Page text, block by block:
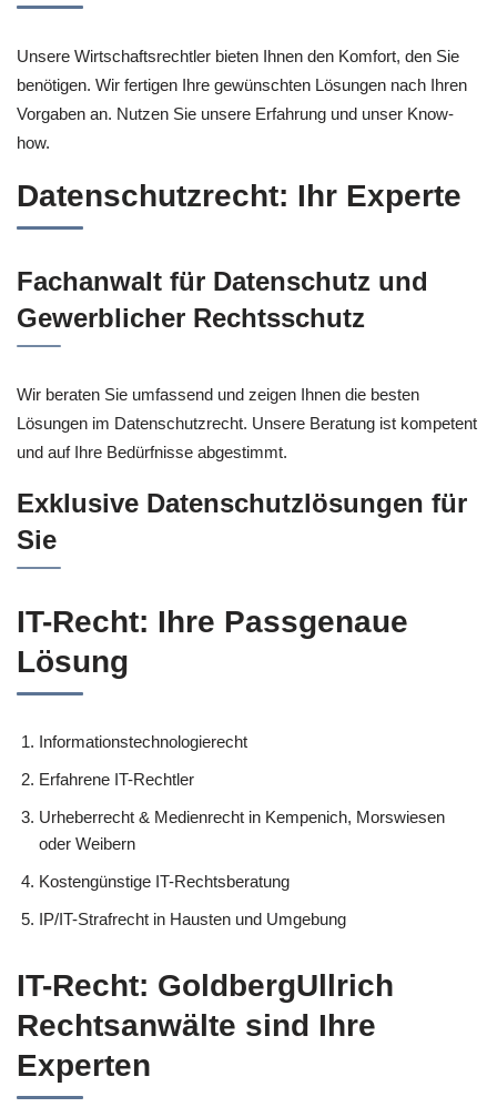
Unsere Wirtschaftsrechtler bieten Ihnen den Komfort, den Sie
benötigen. Wir fertigen Ihre gewünschten Lösungen nach Ihren
Vorgaben an. Nutzen Sie unsere Erfahrung und unser Know-
how.
Datenschutzrecht: Ihr Experte
Fachanwalt für Datenschutz und
Gewerblicher Rechtsschutz
Wir beraten Sie umfassend und zeigen Ihnen die besten
Lösungen im Datenschutzrecht. Unsere Beratung ist kompetent
und auf Ihre Bedürfnisse abgestimmt.
Exklusive Datenschutzlösungen für
Sie
IT-Recht: Ihre Passgenaue
Lösung
Informationstechnologierecht
Erfahrene IT-Rechtler
Urheberrecht & Medienrecht in Kempenich, Morswiesen
oder Weibern
Kostengünstige IT-Rechtsberatung
IP/IT-Strafrecht in Hausten und Umgebung
IT-Recht: GoldbergUllrich
Rechtsanwälte sind Ihre
Experten